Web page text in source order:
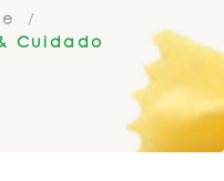
Cuidado